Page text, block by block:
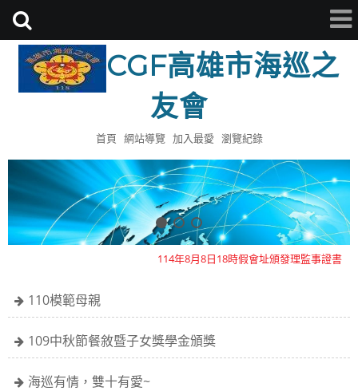
CGF高雄市海巡之
友會
首頁 網站導覽 加入最愛 瀏覽紀錄
114年8月8日18時假會址頒發理監事證書
112年模範母親已於0513日舉辦完畢感謝全體會員參與
114年8月8日18時假會址頒發理監事證書
112年模範母親已於0513日舉辦完畢感謝全體會員參與
110模範母親
109中秋節餐敘暨子女獎學金頒獎
海巡有情，雙十有愛~